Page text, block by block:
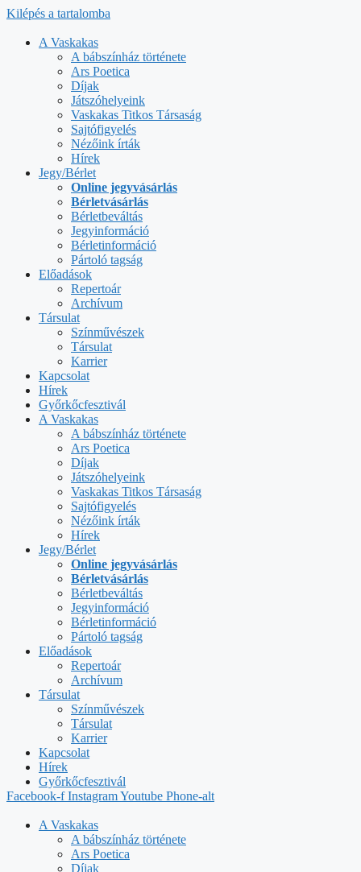
Kilépés a tartalomba
A Vaskakas
A bábszínház története
Ars Poetica
Díjak
Játszóhelyeink
Vaskakas Titkos Társaság
Sajtófigyelés
Nézőink írták
Hírek
Jegy/Bérlet
Online jegyvásárlás
Bérletvásárlás
Bérletbeváltás
Jegyinformáció
Bérletinformáció
Pártoló tagság
Előadások
Repertoár
Archívum
Társulat
Színművészek
Társulat
Karrier
Kapcsolat
Hírek
Győrkőcfesztivál
A Vaskakas
A bábszínház története
Ars Poetica
Díjak
Játszóhelyeink
Vaskakas Titkos Társaság
Sajtófigyelés
Nézőink írták
Hírek
Jegy/Bérlet
Online jegyvásárlás
Bérletvásárlás
Bérletbeváltás
Jegyinformáció
Bérletinformáció
Pártoló tagság
Előadások
Repertoár
Archívum
Társulat
Színművészek
Társulat
Karrier
Kapcsolat
Hírek
Győrkőcfesztivál
Facebook-f InstagramYoutube Phone-alt
A Vaskakas
A bábszínház története
Ars Poetica
Díjak